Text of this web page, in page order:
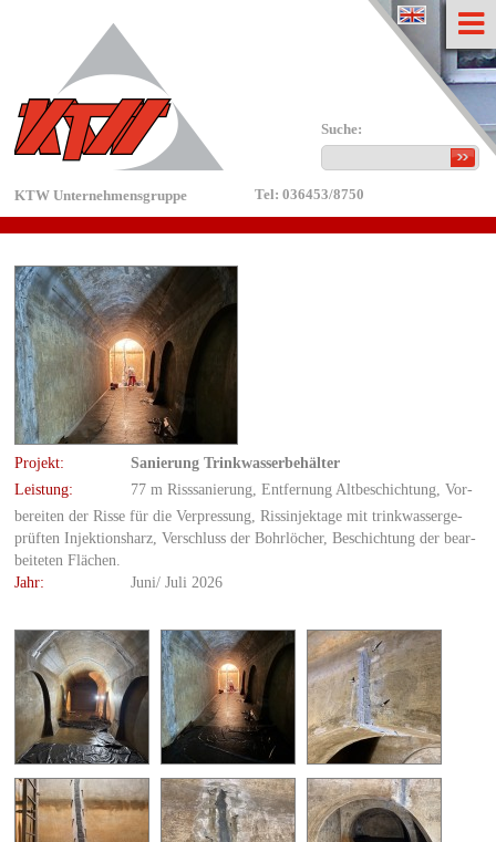
english
KTW Unternehmensgruppe Tel: 036453/8750
Suche:
Pro­jekt:
Sa­nie­rung Trink­was­ser­be­häl­ter
Leis­tung:
77 m Riss­sa­nie­rung, Ent­fer­nung Alt­be­schich­tung, Vor­
be­rei­ten der Risse für die Ver­pres­sung, Ris­sin­jek­ta­ge mit trink­was­ser­ge­
prüf­ten In­jek­ti­ons­harz, Ver­schluss der Bohr­lö­cher, Be­schich­tung der be­ar­
bei­te­ten Flä­chen.
Jahr:
Juni/ Juli 2026